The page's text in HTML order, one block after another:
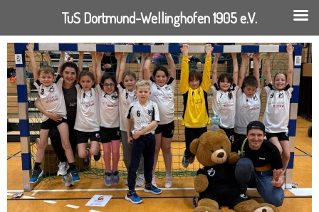
Springe
zum
Inhalt
TuS Dortmund-Wellinghofen 1905 e.V.